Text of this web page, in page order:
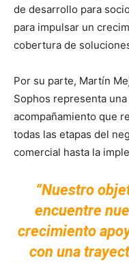
de desarrollo para
para impulsar un
cobertura de
Por su parte, Martín
Sophos representa
acompañamiento que
todas las etapas del
comercial hasta la
“Nuestro
encuentre
crecimiento
con una